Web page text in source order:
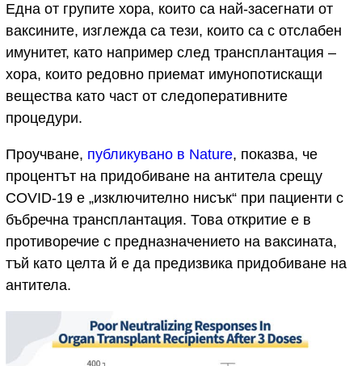
Една от групите хора, които са най-засегнати от
ваксините, изглежда са тези, които са с отслабен
имунитет, като например след трансплантация –
хора, които редовно приемат имунопотискащи
вещества като част от следоперативните
процедури.
Проучване, публикувано в Nature, показва, че
процентът на придобиване на антитела срещу
COVID-19 е „изключително нисък“ при пациенти с
бъбречна трансплантация. Това откритие е в
противоречие с предназначението на ваксината,
тъй като целта й е да предизвика придобиване на
антитела.